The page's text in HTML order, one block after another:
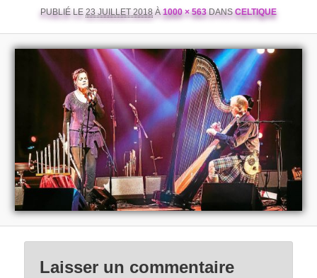
PUBLIÉ LE 23 JUILLET 2018À1000 × 563DANSCELTIQUE
Laisser un commentaire